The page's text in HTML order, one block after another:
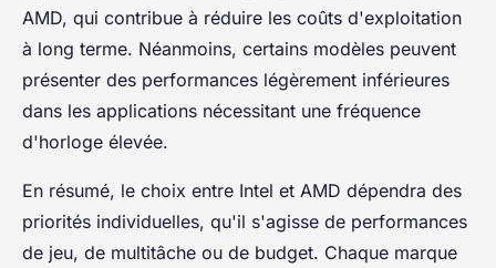
AMD, qui contribue à réduire les coûts d'exploitation
à long terme. Néanmoins, certains modèles peuvent
présenter des performances légèrement inférieures
dans les applications nécessitant une fréquence
d'horloge élevée.
En résumé, le choix entre Intel et AMD dépendra des
priorités individuelles, qu'il s'agisse de performances
de jeu, de multitâche ou de budget. Chaque marque